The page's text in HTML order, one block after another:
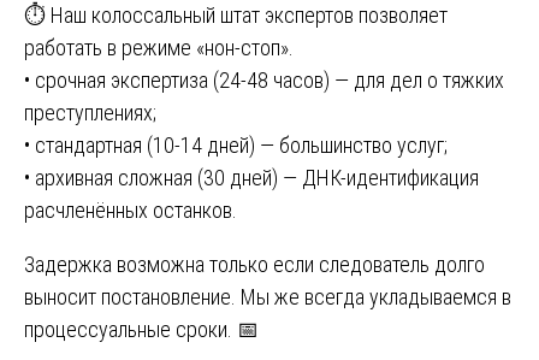
⏱️ Наш колоссальный штат экспертов позволяет
работать в режиме «нон-стоп».
• срочная экспертиза (24-48 часов) — для дел о тяжких
преступлениях;
• стандартная (10-14 дней) — большинство услуг;
• архивная сложная (30 дней) — ДНК-идентификация
расчленённых останков.
Задержка возможна только если следователь долго
выносит постановление. Мы же всегда укладываемся в
процессуальные сроки. 📅